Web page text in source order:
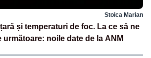
Stoica Marian
și temperaturi de foc. La ce să ne
următoare: noile date de la ANM